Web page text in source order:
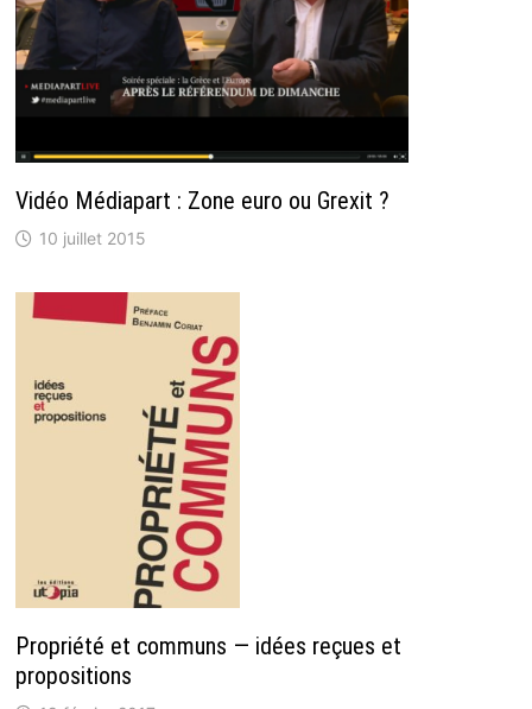
Vidéo Médiapart : Zone euro ou Grexit ?
10 juillet 2015
Propriété et communs — idées reçues et
propositions